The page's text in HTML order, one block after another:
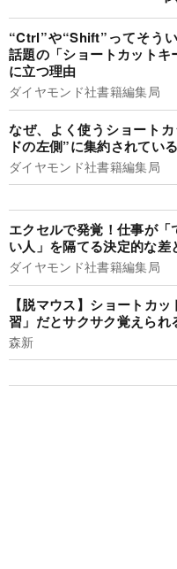
“Ctrl”や“Shift”ってそう
話題の「ショートカット
に立つ理由
ダイヤモンド社書籍編集局
なぜ、よく使うショート
ドの左側”に集約されてい
ダイヤモンド社書籍編集局
エクセルで発覚！仕事が
い人」を隔てる決定的な差
ダイヤモンド社書籍編集局
【脱マウス】ショートカ
習」だとサクサク覚えられ
森新